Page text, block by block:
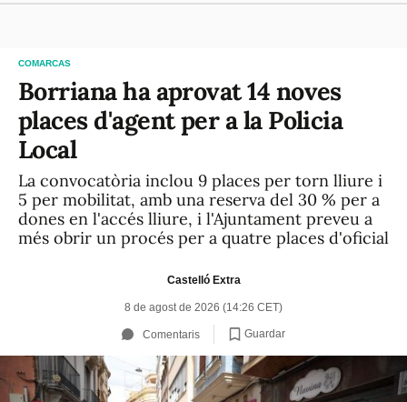
COMARCAS
Borriana ha aprovat 14 noves
places d'agent per a la Policia
Local
La convocatòria inclou 9 places per torn lliure i
5 per mobilitat, amb una reserva del 30 % per a
dones en l'accés lliure, i l'Ajuntament preveu a
més obrir un procés per a quatre places d'oficial
Castelló Extra
8 de agost de 2026 (14:26 CET)
Comentaris Guardar